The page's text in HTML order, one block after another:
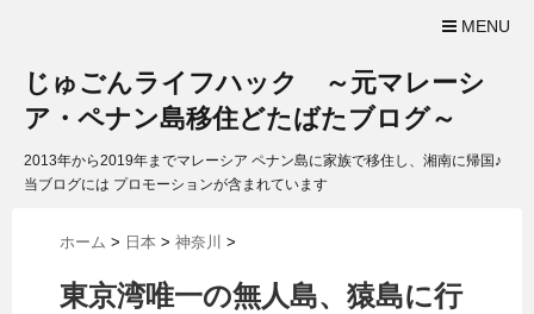
MENU
じゅごんライフハック ～元マレーシ
ア・ペナン島移住どたばたブログ～
2013年から2019年までマレーシア ペナン島に家族で移住し、湘南に帰国♪
当ブログには プロモーションが含まれています
ホーム > 日本 > 神奈川 >
東京湾唯一の無人島、猿島に行